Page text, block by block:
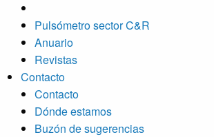
Pulsómetro sector C&R
Anuario
Revistas
Contacto
Contacto
Dónde estamos
Buzón de sugerencias